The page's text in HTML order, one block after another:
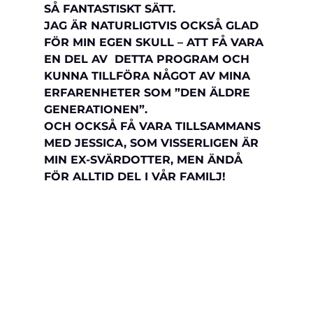
SÅ FANTASTISKT SÄTT.
JAG ÄR NATURLIGTVIS OCKSÅ GLAD
FÖR MIN EGEN SKULL – ATT FÅ VARA
EN DEL AV  DETTA PROGRAM OCH
KUNNA TILLFÖRA NÅGOT AV MINA
ERFARENHETER SOM ”DEN ÄLDRE
GENERATIONEN”.
OCH OCKSÅ FÅ VARA TILLSAMMANS
MED JESSICA, SOM VISSERLIGEN ÄR
MIN EX-SVÄRDOTTER, MEN ÄNDÅ
FÖR ALLTID DEL I VÅR FAMILJ!